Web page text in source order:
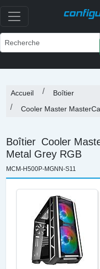
Accueil
Boîtier
Cooler Master
Boîtier Cooler
Metal Grey RGB
MCM-H500P-MGNN-S11